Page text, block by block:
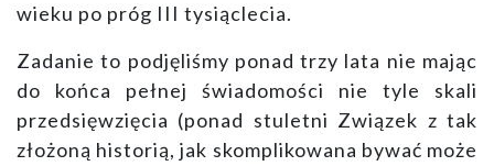
wieku po próg III tysiąclecia.
Zadanie to podjęliśmy ponad trzy lata nie mając
do końca pełnej świadomości nie tyle skali
przedsięwzięcia (ponad stuletni Związek z tak
złożoną historią, jak skomplikowana bywać może